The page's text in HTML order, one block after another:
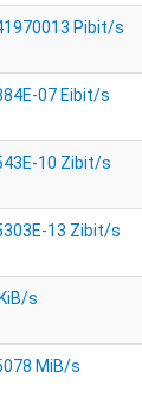
Pibit/s
07 Eibit/s
10 Zibit/s
13 Zibit/s
s
MiB/s